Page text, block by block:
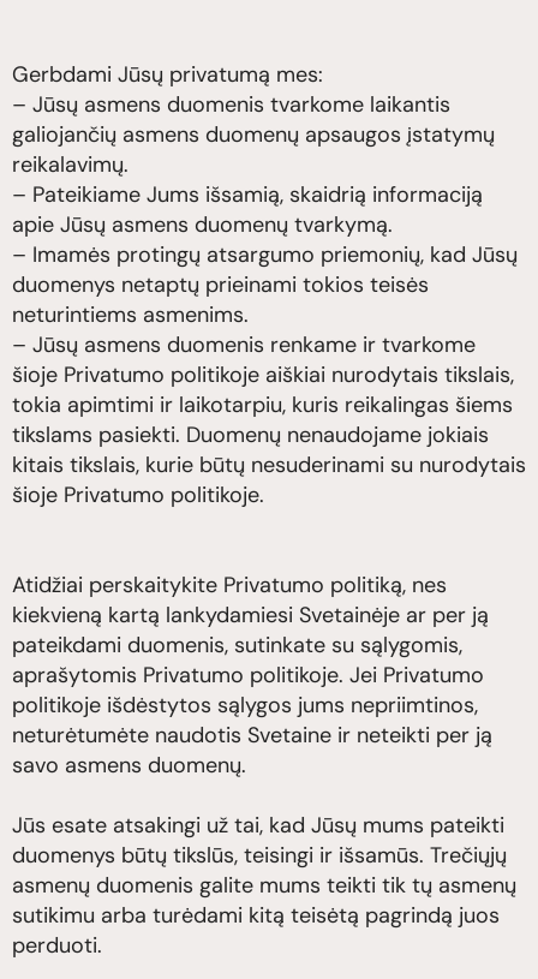
Gerbdami Jūsų privatumą mes:
– Jūsų asmens duomenis tvarkome laikantis
galiojančių asmens duomenų apsaugos įstatymų
reikalavimų.
– Pateikiame Jums išsamią, skaidrią informaciją
apie Jūsų asmens duomenų tvarkymą.
– Imamės protingų atsargumo priemonių, kad Jūsų
duomenys netaptų prieinami tokios teisės
neturintiems asmenims.
– Jūsų asmens duomenis renkame ir tvarkome
šioje Privatumo politikoje aiškiai nurodytais tikslais,
tokia apimtimi ir laikotarpiu, kuris reikalingas šiems
tikslams pasiekti. Duomenų nenaudojame jokiais
kitais tikslais, kurie būtų nesuderinami su nurodytais
šioje Privatumo politikoje.
Atidžiai perskaitykite Privatumo politiką, nes
kiekvieną kartą lankydamiesi Svetainėje ar per ją
pateikdami duomenis, sutinkate su sąlygomis,
aprašytomis Privatumo politikoje. Jei Privatumo
politikoje išdėstytos sąlygos jums nepriimtinos,
neturėtumėte naudotis Svetaine ir neteikti per ją
savo asmens duomenų.
Jūs esate atsakingi už tai, kad Jūsų mums pateikti
duomenys būtų tikslūs, teisingi ir išsamūs. Trečiųjų
asmenų duomenis galite mums teikti tik tų asmenų
sutikimu arba turėdami kitą teisėtą pagrindą juos
perduoti.